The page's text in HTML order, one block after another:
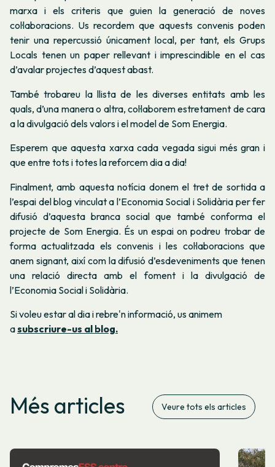
marxa i els criteris que guien la generació de noves
col·laboracions. Us recordem que aquests convenis poden
tenir una repercussió únicament local, per tant, els Grups
Locals tenen un paper rellevant i imprescindible en el cas
d’avalar projectes d’aquest abast.
També trobareu la llista de les diverses entitats amb les
quals, d’una manera o altra, col·laborem estretament de cara
a la divulgació dels valors i el model de Som Energia.
Esperem que aquesta xarxa cada vegada sigui més gran i
que entre tots i totes la reforcem dia a dia!
Finalment, amb aquesta notícia donem el tret de sortida a
l’espai del blog vinculat a l’Economia Social i Solidària per fer
difusió d’aquesta branca social que també conforma el
projecte de Som Energia. És un espai on podreu trobar de
forma actualitzada els convenis i les col·laboracions que
anem signant, així com la difusió d’esdeveniments que tenen
una relació directa amb el foment i la divulgació de
l’Economia Social i Solidària.
Si voleu estar al dia i rebre'n informació, us animem
asubscriure-us al blog.
Més articles Veure tots els articles